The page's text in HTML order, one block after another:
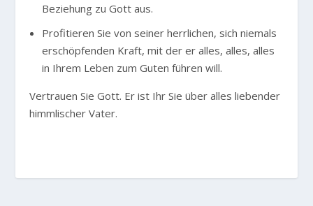
Beziehung zu Gott aus.
Profitieren Sie von seiner herrlichen, sich niemals
erschöpfenden Kraft, mit der er alles, alles, alles
in Ihrem Leben zum Guten führen will.
Vertrauen Sie Gott. Er ist Ihr Sie über alles liebender
himmlischer Vater.